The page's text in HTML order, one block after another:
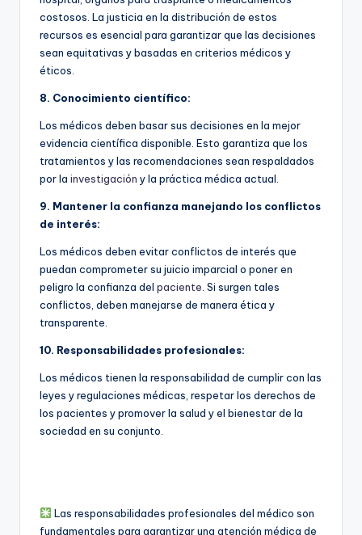
costosos. La justicia en la distribución de estos
recursos es esencial para garantizar que las decisiones
sean equitativas y basadas en criterios médicos y
éticos.
8. Conocimiento científico:
Los médicos deben basar sus decisiones en la mejor
evidencia científica disponible. Esto garantiza que los
tratamientos y las recomendaciones sean respaldados
por la investigación y la práctica médica actual.
9. Mantener la confianza manejando los conflictos
de interés:
Los médicos deben evitar conflictos de interés que
puedan comprometer su juicio imparcial o poner en
peligro la confianza del paciente . Si surgen tales
conflictos, deben manejarse de manera ética y
transparente.
10. Responsabilidades profesionales:
Los médicos tienen la responsabilidad de cumplir con las
leyes y regulaciones médicas, respetar los derechos de
los pacientes y promover la salud y el bienestar de la
sociedad en su conjunto.
Las responsabilidades profesionales del médico son
fundamentales para garantizar una atención médica de